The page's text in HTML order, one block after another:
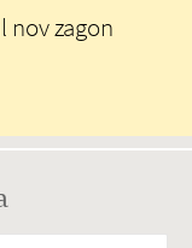
nov zagon